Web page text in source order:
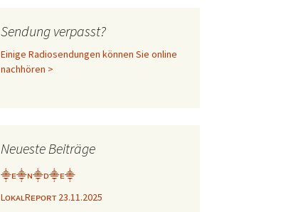
Sendung verpasst?
Einige Radiosendungen können Sie online
nachhören >
Neueste Beiträge
⸎ᴇ⸎ɴ⸎ᴅ⸎ᴇ⸎
LᴏᴋᴀʟRᴇᴘᴏʀᴛ 23.11.2025